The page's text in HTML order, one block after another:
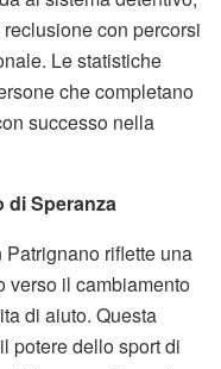
con percorsi
Le statistiche
che completano
successo nella
di Speranza
riflette una
verso il cambiamento
di aiuto. Questa
potere dello sport di